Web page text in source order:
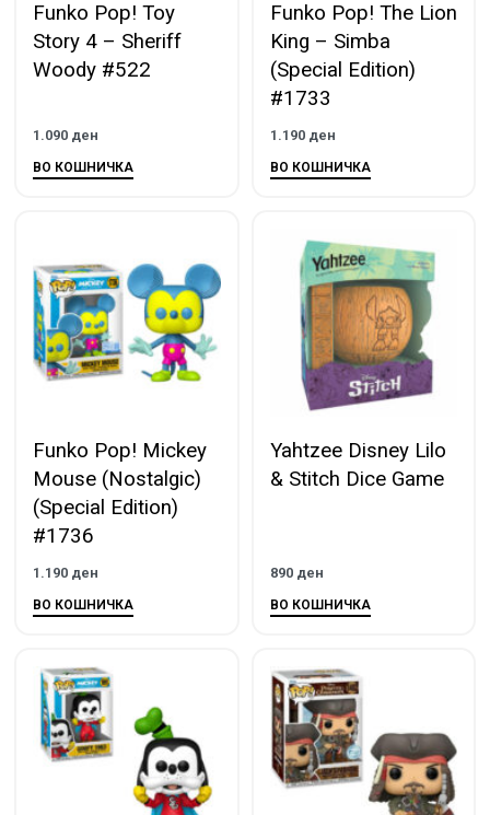
Funko Pop! Toy
Story 4 – Sheriff
Woody #522
1.090 ден
ВО КОШНИЧКА
Funko Pop! The Lion
King – Simba
(Special Edition)
#1733
1.190 ден
ВО КОШНИЧКА
Funko Pop! Mickey
Mouse (Nostalgic)
(Special Edition)
#1736
1.190 ден
ВО КОШНИЧКА
Yahtzee Disney Lilo
& Stitch Dice Game
890 ден
ВО КОШНИЧКА